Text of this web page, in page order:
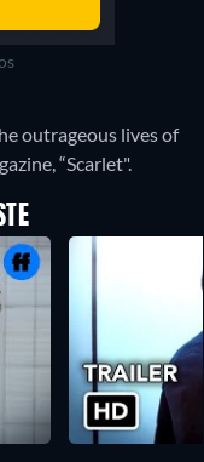
outrageous lives of
“Scarlet".